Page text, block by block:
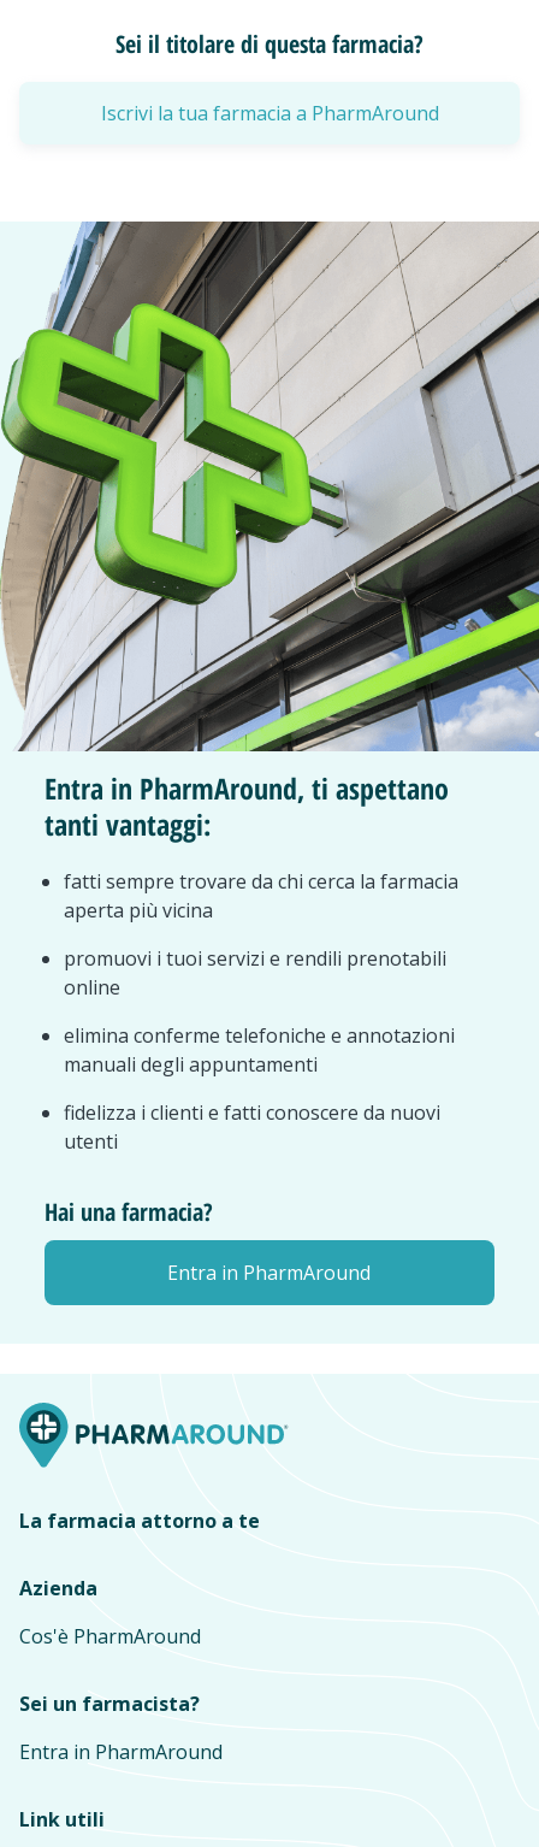
Sei il titolare di questa farmacia?
Iscrivi la tua farmacia a PharmAround
Entra in PharmAround, ti aspettano
tanti vantaggi:
fatti sempre trovare da chi cerca la farmacia
aperta più vicina
promuovi i tuoi servizi e rendili prenotabili
online
elimina conferme telefoniche e annotazioni
manuali degli appuntamenti
fidelizza i clienti e fatti conoscere da nuovi
utenti
Hai una farmacia?
Entra in PharmAround
La farmacia attorno a te
Azienda
Cos'è PharmAround
Sei un farmacista?
Entra in PharmAround
Link utili